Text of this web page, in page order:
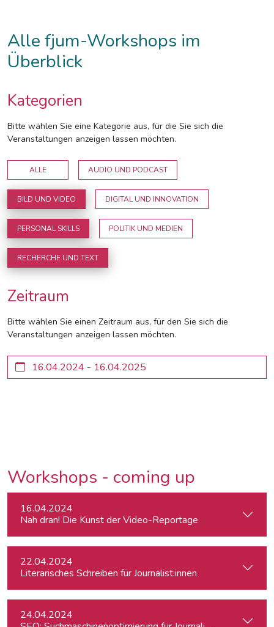
Alle fjum-Workshops im
Überblick
Kategorien
Bitte wählen Sie eine Kategorie aus, für die Sie sich die
Veranstaltungen anzeigen lassen möchten.
ALLE AUDIO UND PODCAST
BILD UND VIDEO DIGITAL UND INNOVATION
PERSONAL SKILLS POLITIK UND MEDIEN
RECHERCHE UND TEXT
Zeitraum
Bitte wählen Sie einen Zeitraum aus, für den Sie sich die
Veranstaltungen anzeigen lassen möchten.
Workshops - coming up
16.04.2024
Nah dran! Die Kunst der Video-Reportage
22.04.2024
Literarisches Schreiben für Journalist:innen
24.04.2024